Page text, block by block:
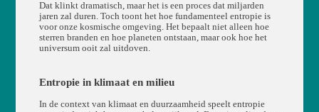
Dat klinkt dramatisch, maar het is een proces dat miljarden
jaren zal duren. Toch toont het hoe fundamenteel entropie is
voor onze kosmische omgeving. Het bepaalt niet alleen hoe
sterren branden en hoe planeten ontstaan, maar ook hoe het
universum ooit zal uitdoven.
Entropie in klimaat en milieu
In de context van klimaat en duurzaamheid speelt entropie